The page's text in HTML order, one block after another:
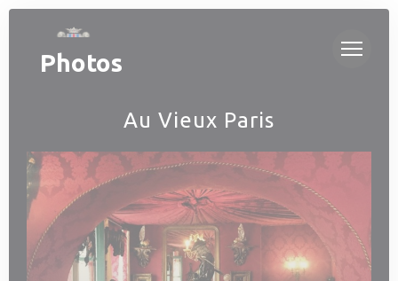
Personnalisation de vos choix en matière de cookies
Photos
Au Vieux Paris